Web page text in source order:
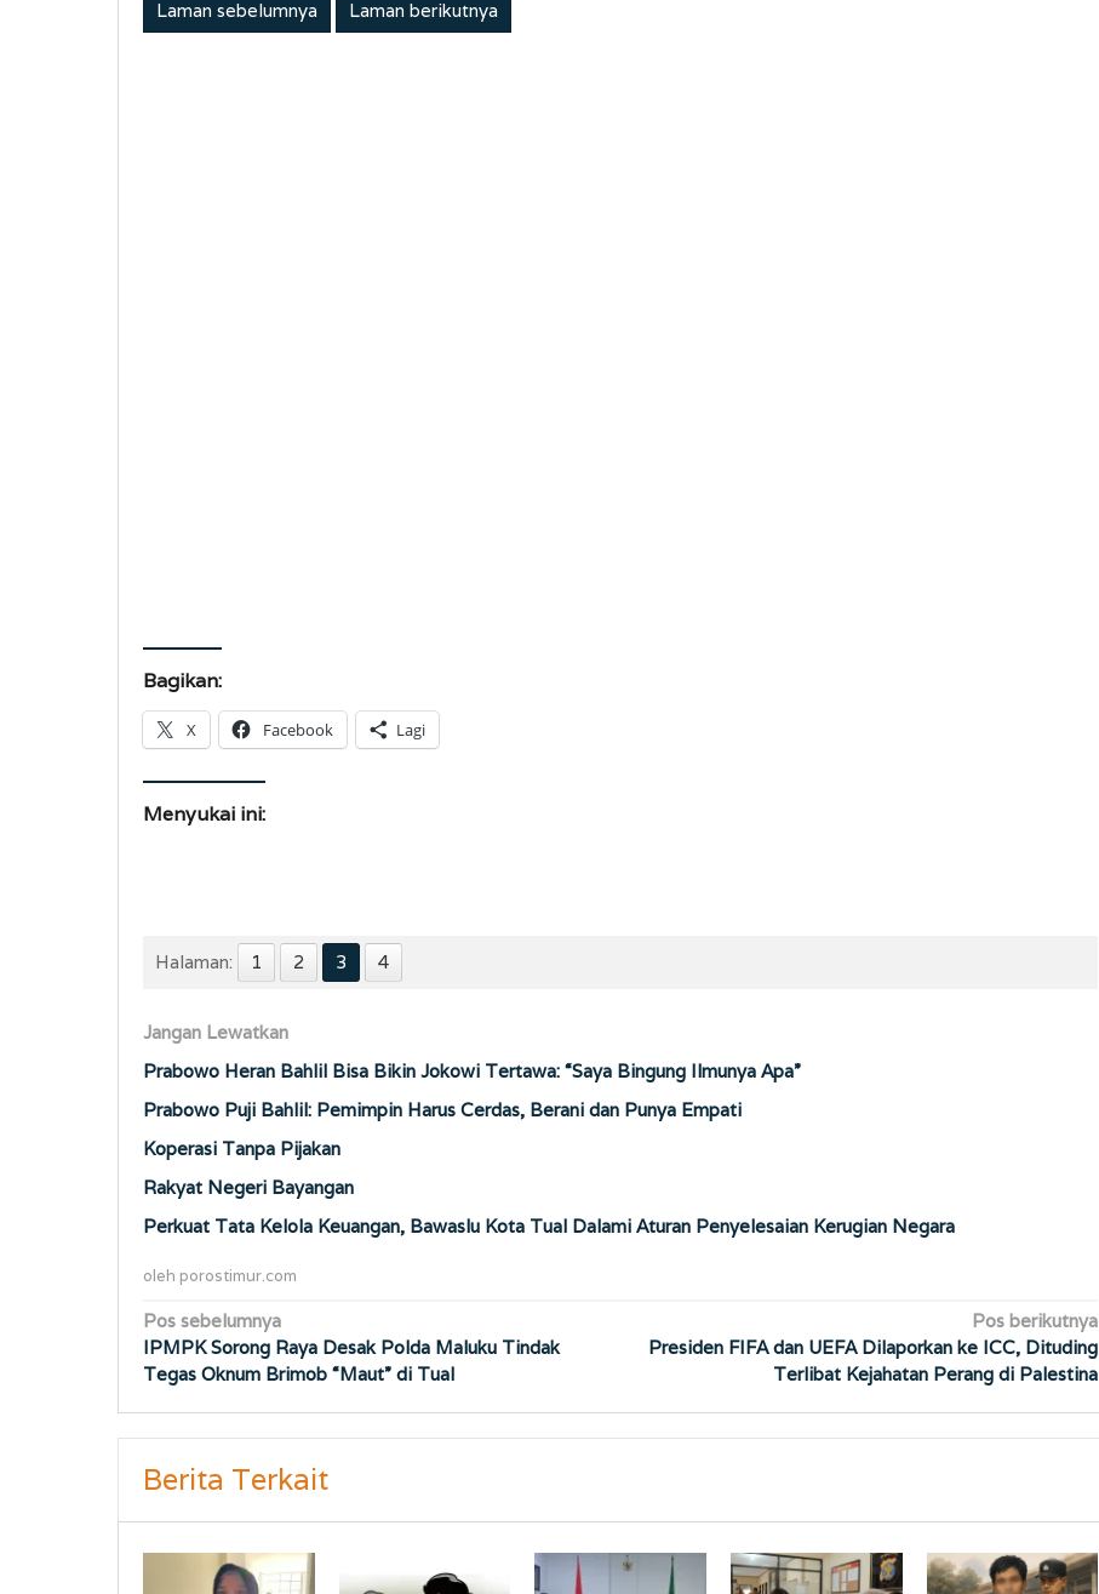
Laman sebelumnya Laman berikutnya
Bagikan:
X Facebook Lagi
Menyukai ini:
Halaman: 1 2 3 4
Jangan Lewatkan
Prabowo Heran Bahlil Bisa Bikin Jokowi Tertawa: “Saya Bingung Ilmunya Apa”
Prabowo Puji Bahlil: Pemimpin Harus Cerdas, Berani dan Punya Empati
Koperasi Tanpa Pijakan
Rakyat Negeri Bayangan
Perkuat Tata Kelola Keuangan, Bawaslu Kota Tual Dalami Aturan Penyelesaian Kerugian Negara
oleh porostimur.com
Navigasi
pos
Pos sebelumnya
IPMPK Sorong Raya Desak Polda Maluku Tindak
Tegas Oknum Brimob “Maut” di Tual
Pos berikutnya
Presiden FIFA dan UEFA Dilaporkan ke ICC, Dituding
Terlibat Kejahatan Perang di Palestina
Berita Terkait